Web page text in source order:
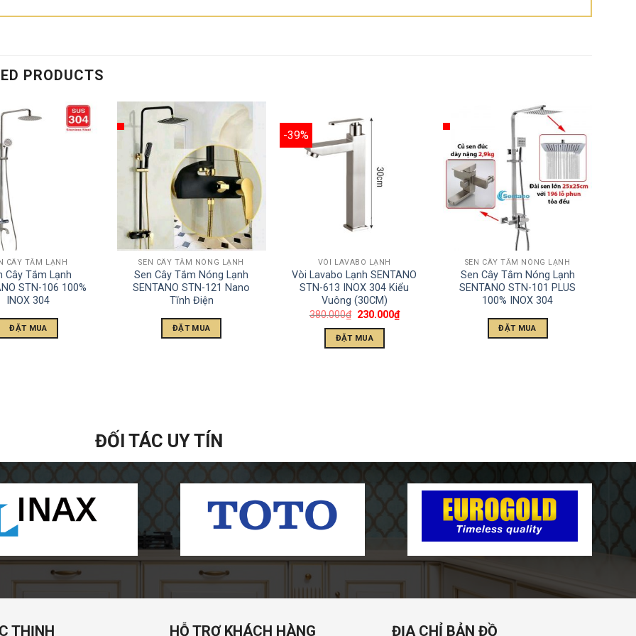
PRODUCTS
CÂY TẮM LẠNH
Cây Tắm Lạnh
STN-106 100%
INOX 304
ĐẶT MUA
SEN CÂY TẮM NÓNG LẠNH
Sen Cây Tắm Nóng Lạnh
SENTANO STN-121 Nano
Tĩnh Điện
ĐẶT MUA
-39%
VÒI LAVABO LẠNH
Vòi Lavabo Lạnh SENTANO
STN-613 INOX 304 Kiểu
Vuông (30CM)
380.000₫ 230.000₫
ĐẶT MUA
SEN CÂY TẮM NÓNG LẠNH
Sen Cây Tắm Nóng Lạnh
SENTANO STN-101 PLUS
100% INOX 304
ĐẶT MUA
ĐỐI TÁC UY TÍN
THỊNH HỖ TRỢ KHÁCH HÀNG ĐỊA CHỈ BẢN ĐỒ